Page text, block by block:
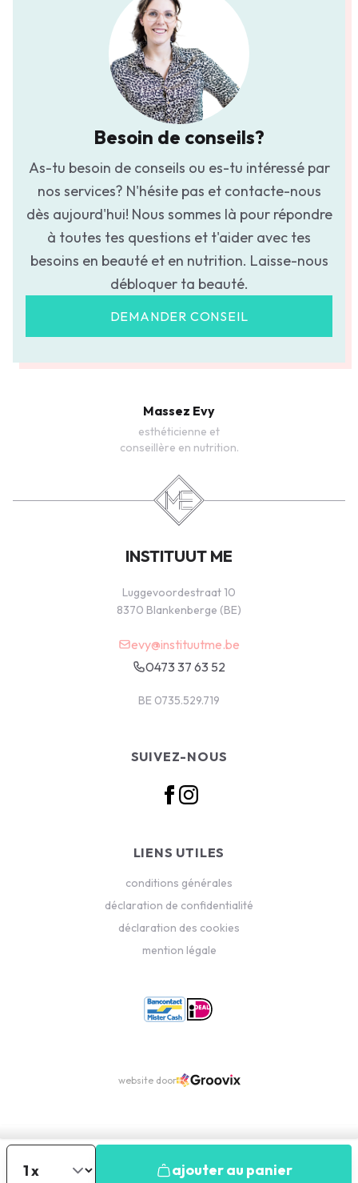
ajouter au panier
Besoin de conseils?
As-tu besoin de conseils ou es-tu intéressé par
nos services? N'hésite pas et contacte-nous
dès aujourd'hui! Nous sommes là pour répondre
à toutes tes questions et t'aider avec tes
besoins en beauté et en nutrition. Laisse-nous
débloquer ta beauté.
DEMANDER CONSEIL
Massez Evy
esthéticienne et
conseillère en nutrition.
INSTITUUT ME
Luggevoordestraat 10
8370 Blankenberge (BE)
evy@instituutme.be
0473 37 63 52
BE 0735.529.719
SUIVEZ-NOUS
LIENS UTILES
conditions générales
déclaration de confidentialité
déclaration des cookies
mention légale
website door